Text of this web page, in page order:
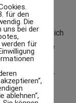
durch
bewegen sich
Aufgaben, die
fördern.
zu schaffen –
für den
Die
uns bei der
für
ablehnen“,